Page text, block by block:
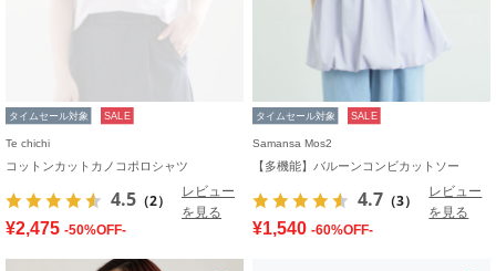
タイムセール対象 SALE
Te chichi
コットンカットカノコポロシャツ
4.5 （2）
レビュー
を見る
¥2,475 -50%OFF-
タイムセール対象 SALE
Samansa Mos2
【多機能】バルーンコンビカットソー
4.7 （3）
レビュー
を見る
¥1,540 -60%OFF-